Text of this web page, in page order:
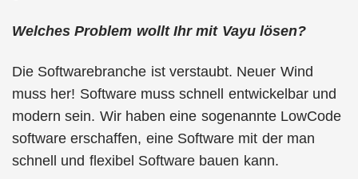
Welches Problem wollt Ihr mit Vayu lösen?
Die Softwarebranche ist verstaubt. Neuer Wind
muss her! Software muss schnell entwickelbar und
modern sein. Wir haben eine sogenannte LowCode
software erschaffen, eine Software mit der man
schnell und flexibel Software bauen kann.